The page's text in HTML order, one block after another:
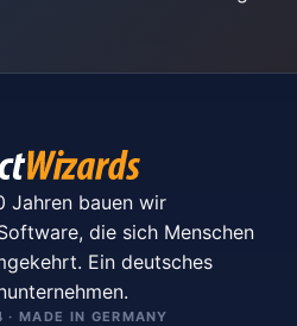
Jahren bauen wir
die sich Menschen
Ein deutsches
MADE IN GERMANY